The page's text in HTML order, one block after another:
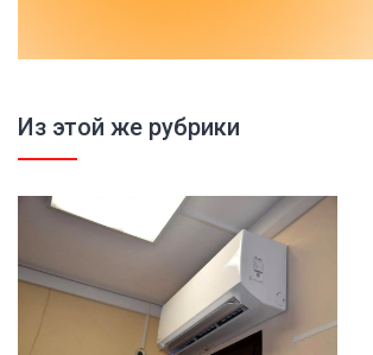
Из этой же рубрики